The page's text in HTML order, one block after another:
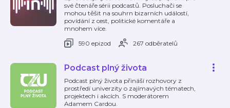
své čtenáře sérii podcastů. Posluchači se
mohou těšit na souhrn bizarních událostí,
povídání z cest, politické komentáře a
mnohem více.
590 epizod
267 odběratelů
Podcast plný života
Podcast plný života přináší rozhovory z
prostředí univerzity o zajímavých tématech,
projektech i akcích. S moderátorem
Adamem Cardou.